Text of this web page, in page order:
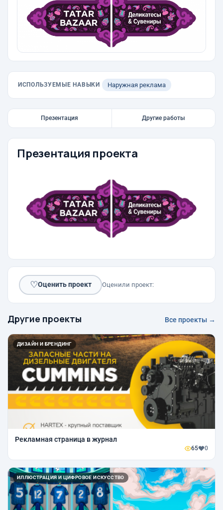
ИСПОЛЬЗУЕМЫЕ НАВЫКИ Наружная реклама
Презентация Другие работы
Презентация проекта
♡Оценить проект Оценили проект:
Другие проекты Все проекты →
ДИЗАЙН И БРЕНДИНГ
Рекламная страница в журнал
65 0
ИЛЛЮСТРАЦИЯ И ЦИФРОВОЕ ИСКУССТВО